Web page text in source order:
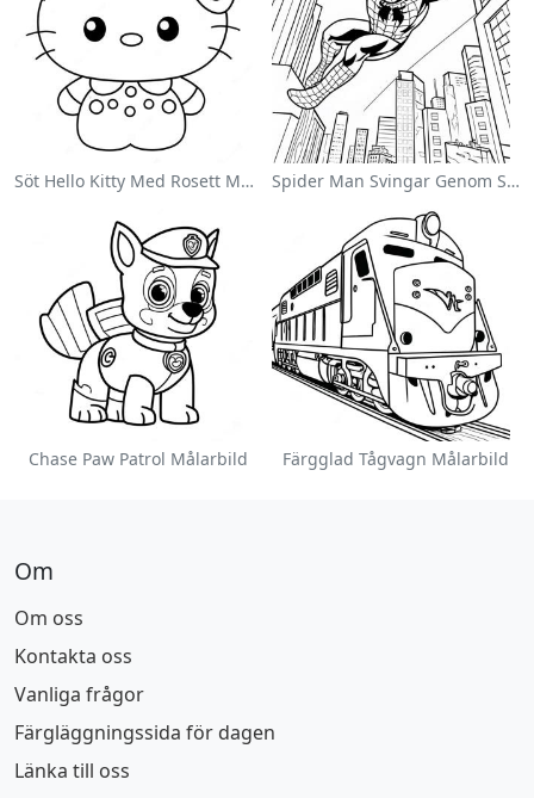
Söt Hello Kitty Med Rosett Målarbild Spider Man Svingar Genom Staden Målarbild
Chase Paw Patrol Målarbild Färgglad Tågvagn Målarbild
Om
Om oss
Kontakta oss
Vanliga frågor
Färgläggningssida för dagen
Länka till oss